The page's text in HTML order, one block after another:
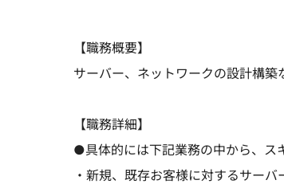
【職務概要】
サーバー、ネットワークの設計構築
【職務詳細】
●具体的には下記業務の中から、ス
・新規、既存お客様に対するサー